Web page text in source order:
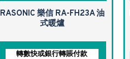
RASONIC 樂信 RA-FH23A 油
式暖爐
轉數快或銀行轉賬付款